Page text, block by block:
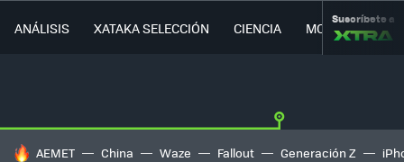
ANÁLISIS XATAKA SELECCIÓN CIENCIA MOVILIDAD
Suscríbete a
HOY SE HABLA DE
AEMET China Waze Fallout Generación Z